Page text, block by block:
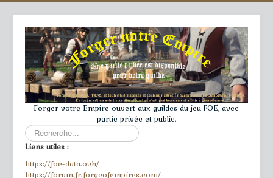
Forger votre Empire ouvert aux guildes du jeu FOE, avec
partie privée et public.
Rechercher
Liens utiles :
https://foe-data.ovh/
https://forum.fr.forgeofempires.com/